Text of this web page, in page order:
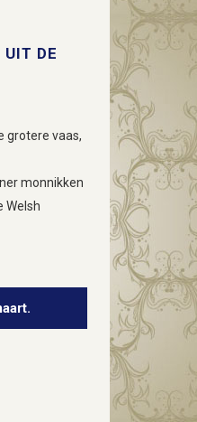
DE
grotere vaas,
monnikken
Welsh